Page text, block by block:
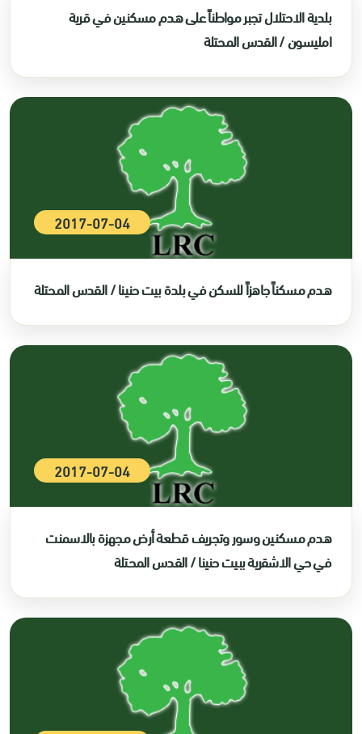
بلدية الاحتلال تجبر مواطناً على هدم مسكنين في قرية
امليسون / القدس المحتلة
2017-07-04
هدم مسكناً جاهزاً للسكن في بلدة بيت حنينا / القدس المحتلة
2017-07-04
هدم مسكنين وسور وتجريف قطعة أرض مجهزة بالاسمنت
في حي الاشقرية ببيت حنينا / القدس المحتلة